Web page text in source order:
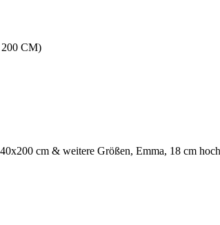
200 CM)
cm & weitere Größen, Emma, 18 cm